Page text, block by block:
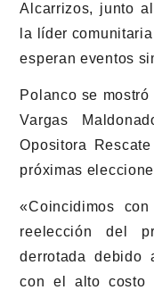
Alcarrizos, junto
la líder
esperan eventos
Polanco se
Vargas
Opositora
próximas
«Coincidimos
reelección del
derrotada debido
con el alto costo